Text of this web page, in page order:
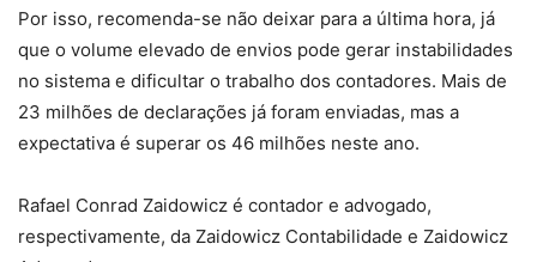
Por isso, recomenda-se não deixar para a última hora, já
que o volume elevado de envios pode gerar instabilidades
no sistema e dificultar o trabalho dos contadores. Mais de
23 milhões de declarações já foram enviadas, mas a
expectativa é superar os 46 milhões neste ano.
Rafael Conrad Zaidowicz é contador e advogado,
respectivamente, da Zaidowicz Contabilidade e Zaidowicz